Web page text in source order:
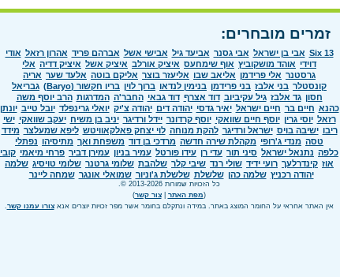
זמרים מובחרים:
Six 13 אבי בן ישראל אבי גסנר אביעד גיל אבישי אשל אברהם פריד אהרון רזאל אודי
דוידי אוהד מושקוביץ אוף שימחעס איציק אורלב איציק אשל איציק דדיה אלי
גרסטנר אלי פרידמן אליאב שבו אליעזר בוצר אליקם בוטה אלעד שער אריה
קונסטלר בני אלבז בני פרידמן בנימין לנדאו ברוך לוין בריו חקשור (Baryo)
גבריאל
חסון גד אלבז גיל עקיביוב דוד אצרף דוד גבאי החבר'ה המדרגות הרב יוסף משה
כהנא חיים בר חיים ישראל יאיר גדסי יהודה דים יהודה צ'יק יואלי גרינפלד יובל טייב יונתן
רזאל יוסי גרין יוסף חיים שוואקי יוסף קרדונר יידל ורדיגר יניב בן משיח יעקב שוואקי ישי
ריבו ישיבה בויס ישראל ורדיגר להקת מנוחה לוי יצחק פאלקאוויטש ליפא שמעלצר מידד
טסה מנדי ג'רופי מקהלת שירה חדשה מרדכי בן דוד משפחת ואך מתיסיהו נפתלי
כלפה נתנאל ישראל סיני תור עדי רן עידו פורטל עמיר בניון עמירן דביר פרחי מיאמי קובי
אוז קינדרלעך רועי ידיד שולי רנד שיבי קלר שלהבת שלומי גרטנר שלומי טויסיג שלמה
יהודה רכניץ שלמה כהן שלשלת שלשלת ג'וניור שמואלי אונגר שמחה ליינר
כל הזכויות שמורות 2013-2026 ©.
(מפת האתר |צור קשר)
אין האתר אחראי על החומר המוצג באתר. במידה ונתקלם בחומר אשר מפר זכויות יוצרים אנאצורו עמנו קשר.